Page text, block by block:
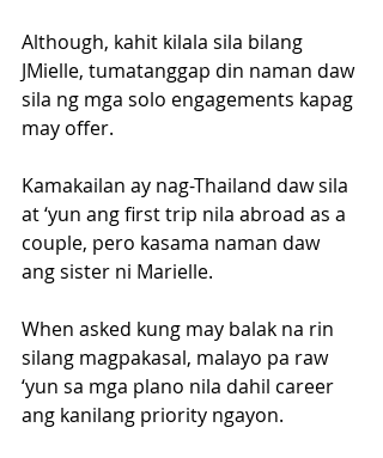
Although, kahit kilala sila bilang
JMielle, tumatanggap din naman daw
sila ng mga solo engagements kapag
may offer.
Kamakailan ay nag-Thailand daw sila
at ‘yun ang first trip nila abroad as a
couple, pero kasama naman daw
ang sister ni Marielle.
When asked kung may balak na rin
silang magpakasal, malayo pa raw
‘yun sa mga plano nila dahil career
ang kanilang priority ngayon.